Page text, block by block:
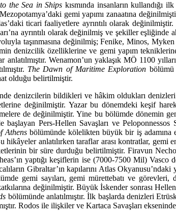
the Sea in Ships kısmında insanların kullan­dığı
gemi yapımı zanaatına
ticari fa­aliyetlere ayrıntılı olarak değinilmiştir.
ayrıntılı olarak değinilmiş ve şekil­ler eşliğinde
taşınmasına değinilmiş; Fenike, Minos,
de­nizcilik özelliklerine ve gemi yapım
anlatılmıştır. Wenamon’un yaklaşık MÖ 1100
The Dawn of Maritime Exploration bölümü
olduğu belirtilmiştir.
denizcilerin bildikleri ve hâkim oldukları denizleri
değinilmiştir. Yazar bu dönemdeki keşif
de değinil­miştir. Yine bu bölümde dönemin
Pers-Hellen Savaşları ve
Athensbölümünde kölelikten büyük bir iş adamına
hikâyeler anlatılırken taraflar arası kontratlar,
bir süre dur­duğu belirtilmiştir. Firavun
yaptığı keşiflerin ise (7000-7500 Mil)
Gibraltar’ın kapılarını Atlas
gemi sayıları, gemi mürettebatı ve görevleri,
değinilmiştir. Büyük İskender sonrası
bölümünde anlatılmıştır. İlk başlarda denizleri
Rodos ile ilişkiler ve Kartaca Savaşları